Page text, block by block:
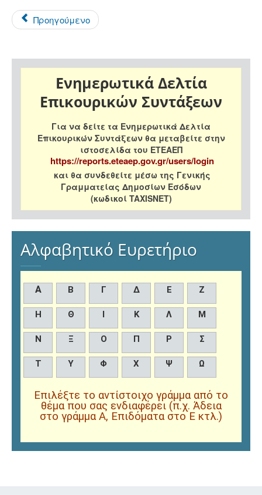
Προηγούμενο
Ενημερωτικά Δελτία
Επικουρικών Συντάξεων
Για να δείτε τα Ενημερωτικά Δελτία
Επικουρικών Συντάξεων θα μεταβείτε στην
ιστοσελίδα του ΕΤΕΑΕΠ
https://reports.eteaep.gov.gr/users/login
και θα συνδεθείτε μέσω της Γενικής
Γραμματείας Δημοσίων Εσόδων
(κωδικοί TAXISNET)
Αλφαβητικό Ευρετήριο
Α Β Γ Δ Ε Ζ
Η Θ Ι Κ Λ Μ
Ν Ξ Ο Π Ρ Σ
Τ Υ Φ Χ Ψ Ω
Επιλέξτε το αντίστοιχο γράμμα από το
θέμα που σας ενδιαφέρει (π.χ. Άδεια
στο γράμμα Α, Επιδόματα στο Ε κτλ.)